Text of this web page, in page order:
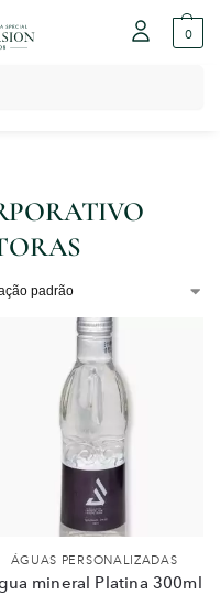
0
ÁGUAS PERSONALIZADAS
mineral Platina 300ml